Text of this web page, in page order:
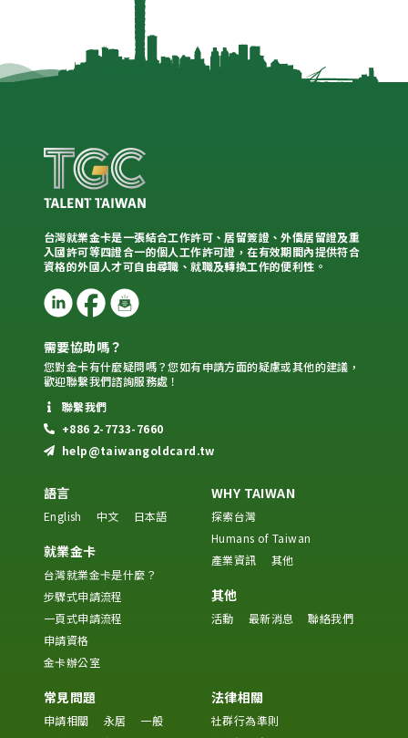
台灣就業金卡是一張結合工作許可、居留簽證、外僑居留證及重
入國許可等四證合一的個人工作許可證，在有效期間內提供符合
資格的外國人才可自由尋職、就職及轉換工作的便利性。
需要協助嗎？
您對金卡有什麼疑問嗎？您如有申請方面的疑慮或其他的建議，
歡迎聯繫我們諮詢服務處！
聯繫我們
+886 2-7733-7660
help@taiwangoldcard.tw
語言
English 中文 日本語
就業金卡
台灣就業金卡是什麼？
步驟式申請流程
一頁式申請流程
申請資格
金卡辦公室
WHY TAIWAN
探索台灣
Humans of Taiwan
產業資訊
其他
其他
活動 最新消息 聯絡我們
常見問題
申請相關 永居
一般
法律相關
社群行為準則